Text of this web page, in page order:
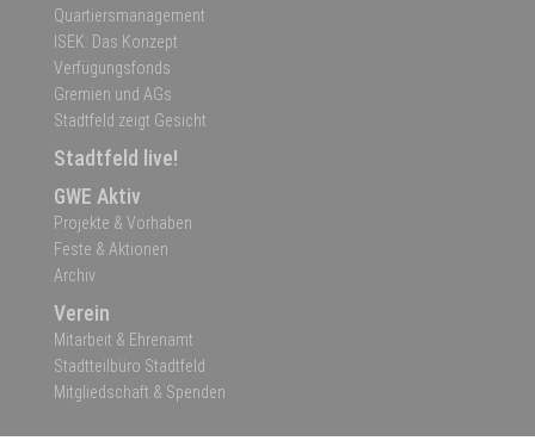
Quartiersmanagement
ISEK: Das Konzept
Verfügungsfonds
Gremien und AGs
Stadtfeld zeigt Gesicht
Stadtfeld live!
GWE Aktiv
Projekte & Vorhaben
Feste & Aktionen
Archiv
Verein
Mitarbeit & Ehrenamt
Stadtteilbüro Stadtfeld
Mitgliedschaft & Spenden